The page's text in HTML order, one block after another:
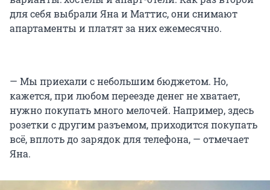
для себя выбрали Яна и Маттис, они снимают
апартаменты и платят за них ежемесячно.
— Мы приехали с небольшим бюджетом. Но,
кажется, при любом переезде денег не хватает,
нужно покупать много мелочей. Например, здесь
розетки с другим разъемом, приходится покупать
всё, вплоть до зарядок для телефона, — отмечает
Яна.